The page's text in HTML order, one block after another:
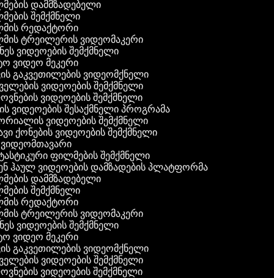
დამმზადებელი
შემქმნელი
რედაქტორი
ტრეილერის ვიდეომაკერი
ვიდეოების შემქმნელი
ვიდეო მეკერი
გაკვეთილების ვიდეომქნელი
ვიდეოების შემქმნელი
ვიდეოების შემქმნელი
ვიდეოების შესაქმნელი პროგრამა
ვიდეოების შემქმნელი
ქონების ვიდეოების შემქმნელი
ფილმების შემქმნელი
ჰაულ ვიდეოების დამზადების პლატფორმა
დამმზადებელი
შემქმნელი
რედაქტორი
ტრეილერის ვიდეომაკერი
ვიდეოების შემქმნელი
ვიდეო მეკერი
გაკვეთილების ვიდეომქნელი
ვიდეოების შემქმნელი
ვიდეოების შემქმნელი